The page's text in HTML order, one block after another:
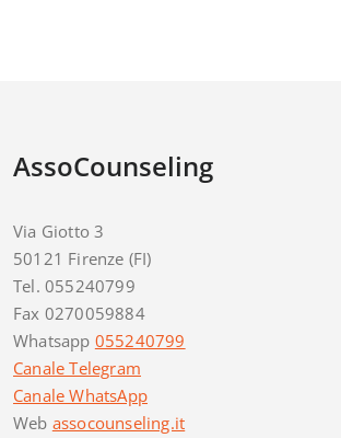
AssoCounseling
Via Giotto 3
50121 Firenze (FI)
Tel. 055240799
Fax 0270059884
Whatsapp 055240799
Canale Telegram
Canale WhatsApp
Web assocounseling.it